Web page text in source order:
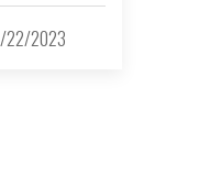
22/2023